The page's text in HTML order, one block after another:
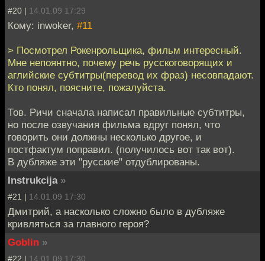
#20 | 14.01.09 17:29
Кому: inwoker, #11
> Посмотрел Рокенрольщика, фильм интересный.
Мне непоянтно, почему речь русскоговорящих и
аглийские субтитры(перевод их фраз) несовпадают.
Кто понял, поясните, пожалуйста.
Тов. Ричи сначала написал правильные субтитры,
но после озвучания фильма вдруг понял, что
говорить они должны несколько другое, и
постфактум поправил. (получилось вот так вот).
В дубляже эти "русские" отдублированы.
Instrukcija »
#21 | 14.01.09 17:30
Дмитрий, а насколько сложно было в дубляже
кривляться за главного героя?
Goblin »
#22 | 14.01.09 17:30